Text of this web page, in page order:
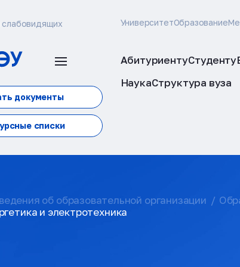
УниверситетОбразование
документы
списки
АбитуриентуСтуденту
НаукаСтруктура вуза
об образовательной организации
и электротехника